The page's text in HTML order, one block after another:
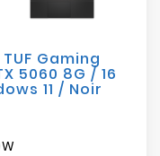
Gaming
5060 8G / 16
11 / Noir